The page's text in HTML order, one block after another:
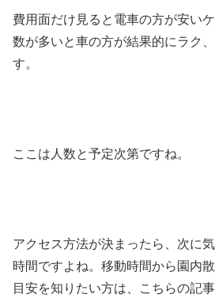
費用面だけ見ると電車の方が安い
数が多いと車の方が結果的にラク
す。
ここは人数と予定次第ですね。
アクセス方法が決まったら、次に
時間ですよね。移動時間から園内
目安を知りたい方は、こちらの記